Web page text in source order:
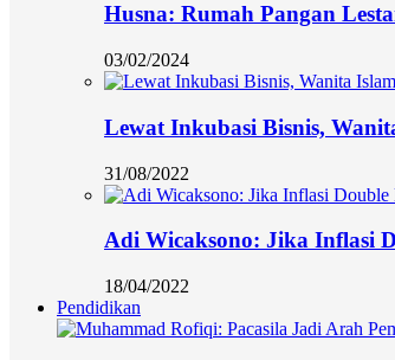
Husna: Rumah Pangan
03/02/2024
Lewat Inkubasi Bisnis,
31/08/2022
Adi Wicaksono: Jika Inflasi
18/04/2022
Pendidikan